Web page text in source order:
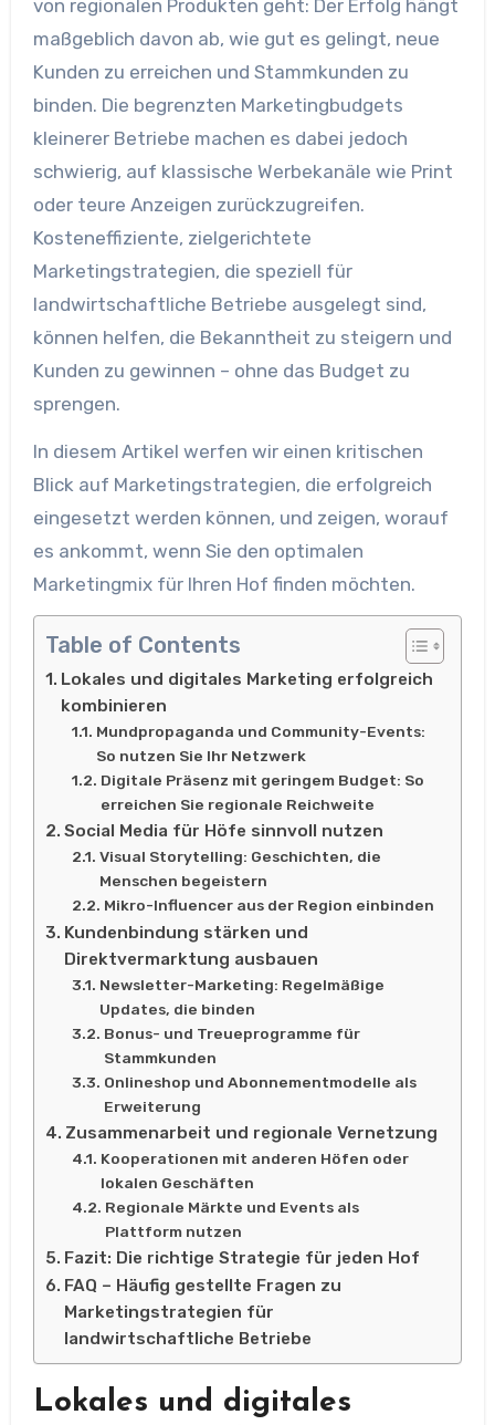
von regionalen Produkten geht: Der Erfolg hängt
maßgeblich davon ab, wie gut es gelingt, neue
Kunden zu erreichen und Stammkunden zu
binden. Die begrenzten Marketingbudgets
kleinerer Betriebe machen es dabei jedoch
schwierig, auf klassische Werbekanäle wie Print
oder teure Anzeigen zurückzugreifen.
Kosteneffiziente, zielgerichtete
Marketingstrategien, die speziell für
landwirtschaftliche Betriebe ausgelegt sind,
können helfen, die Bekanntheit zu steigern und
Kunden zu gewinnen – ohne das Budget zu
sprengen.
In diesem Artikel werfen wir einen kritischen
Blick auf Marketingstrategien, die erfolgreich
eingesetzt werden können, und zeigen, worauf
es ankommt, wenn Sie den optimalen
Marketingmix für Ihren Hof finden möchten.
Table of Contents
Lokales und digitales Marketing erfolgreich
kombinieren
Mundpropaganda und Community-Events:
So nutzen Sie Ihr Netzwerk
Digitale Präsenz mit geringem Budget: So
erreichen Sie regionale Reichweite
Social Media für Höfe sinnvoll nutzen
Visual Storytelling: Geschichten, die
Menschen begeistern
Mikro-Influencer aus der Region einbinden
Kundenbindung stärken und
Direktvermarktung ausbauen
Newsletter-Marketing: Regelmäßige
Updates, die binden
Bonus- und Treueprogramme für
Stammkunden
Onlineshop und Abonnementmodelle als
Erweiterung
Zusammenarbeit und regionale Vernetzung
Kooperationen mit anderen Höfen oder
lokalen Geschäften
Regionale Märkte und Events als
Plattform nutzen
Fazit: Die richtige Strategie für jeden Hof
FAQ – Häufig gestellte Fragen zu
Marketingstrategien für
landwirtschaftliche Betriebe
Lokales und digitales